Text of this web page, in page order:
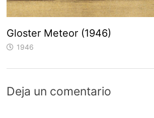
Gloster Meteor (1946)
1946
Deja un comentario